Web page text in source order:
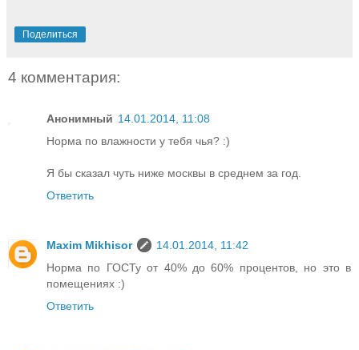
Поделиться
4 комментария:
Анонимный 14.01.2014, 11:08
Норма по влажности у тебя чья? :)
Я бы сказал чуть ниже москвы в среднем за год.
Ответить
Maxim Mikhisor
14.01.2014, 11:42
Норма по ГОСТу от 40% до 60% процентов, но это в
помещениях :)
Ответить